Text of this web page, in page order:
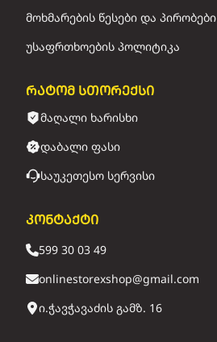
მოხმარების წესები და პირობები
უსაფრთხოების პოლიტიკა
რატომ სთორექსი
მაღალი ხარისხი
დაბალი ფასი
საუკეთესო სერვისი
კონტაქტი
599 30 03 49
onlinestorexshop@gmail.com
ი.ჭავჭავაძის გამზ. 16